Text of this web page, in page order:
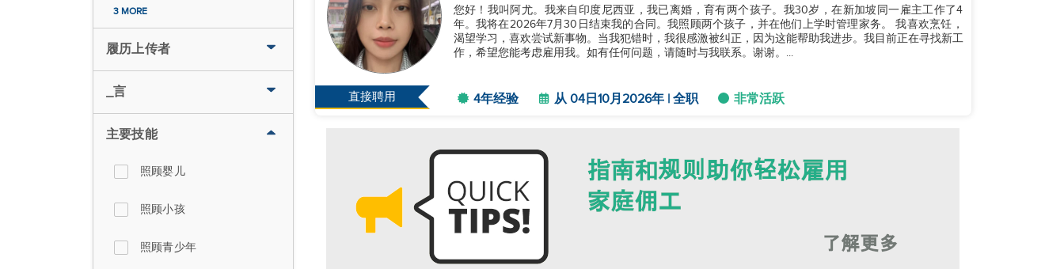
3 MORE
履历上传者
_言
主要技能
照顾婴儿
照顾小孩
照顾青少年
直接聘用
您好！我叫阿尤。我来自印度尼西亚，我已离婚，育有两个孩子。我30岁，在新加坡同一雇主工作了4
年。我将在2026年7月30日结束我的合同。我照顾两个孩子，并在他们上学时管理家务。 我喜欢烹饪，
渴望学习，喜欢尝试新事物。当我犯错时，我很感激被纠正，因为这能帮助我进步。我目前正在寻找新工
作，希望您能考虑雇用我。如有任何问题，请随时与我联系。谢谢。...
4年经验 从 04日10月2026年 | 全职 非常活跃